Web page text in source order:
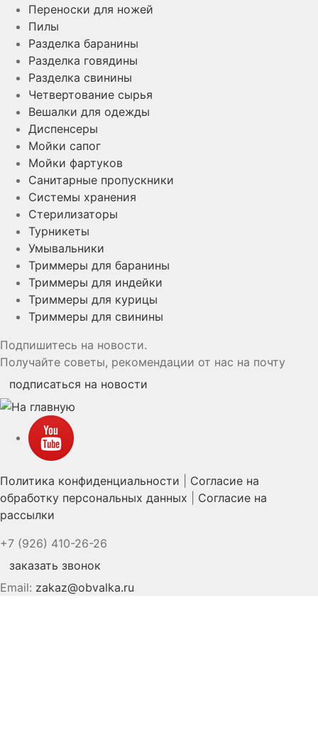
Переноски для ножей
Пилы
Разделка баранины
Разделка говядины
Разделка свинины
Четвертование сырья
Вешалки для одежды
Диспенсеры
Мойки сапог
Мойки фартуков
Санитарные пропускники
Системы хранения
Стерилизаторы
Турникеты
Умывальники
Триммеры для баранины
Триммеры для индейки
Триммеры для курицы
Триммеры для свинины
Подпишитесь на новости.
Получайте советы, рекомендации от нас на почту
подписаться на новости
Политика конфиденциальности
Согласие на
обработку персональных данных
Согласие на
рассылки
+7 (926) 410-26-26
заказать звонок
Email: zakaz@obvalka.ru